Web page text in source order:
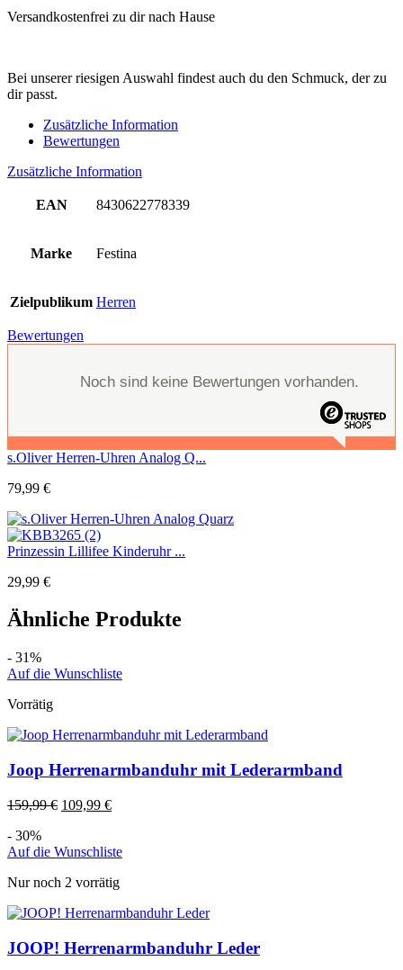
Versandkostenfrei zu dir nach Hause
Bei unserer riesigen Auswahl findest auch du den Schmuck, der zu
dir passt.
Zusätzliche Information
Bewertungen
Zusätzliche Information
EAN 8430622778339
Marke Festina
Zielpublikum Herren
Bewertungen
Noch sind keine Bewertungen vorhanden.
s.Oliver Herren-Uhren Analog Q...
79,99 €
Prinzessin Lillifee Kinderuhr ...
29,99 €
Ähnliche Produkte
- 31%
Auf die Wunschliste
Vorrätig
Joop Herrenarmbanduhr mit Lederarmband
159,99€ 109,99 €
- 30%
Auf die Wunschliste
Nur noch 2 vorrätig
JOOP! Herrenarmbanduhr Leder